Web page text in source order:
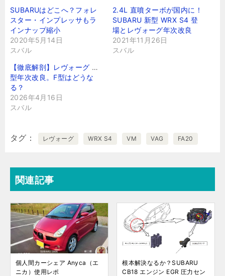
SUBARUはどこへ？フォレ
スター・インプレッサもラ
インナップ縮小
2020年5月14日
スバル
2.4L 直噴ターボが国内に！
SUBARU 新型 WRX S4 登
場とレヴォーグ年次改良
2021年11月26日
スバル
【徹底解剖】レヴォーグ VN
型年次改良。F型はどうな
る？
2026年4月16日
スバル
タグ レヴォーグ WRX S4 VM VAG FA20
関連記事
個人間カーシェア Anyca（エ
ニカ）使用レポ
根本解決なるか？SUBARU
CB18 エンジン EGR 圧力セン